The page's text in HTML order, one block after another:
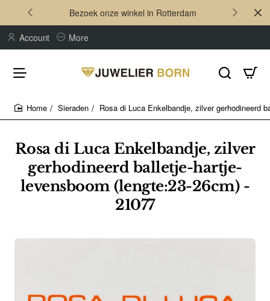
Bezoek onze winkel in Rotterdam
Account More
Rosa di Luca Enkelbandje, zilver
gerhodineerd balletje-hartje-
levensboom (lengte:23-26cm) -
21077
Sieraden Rosa di Luca Enkelbandje, zilver gerhodineerd